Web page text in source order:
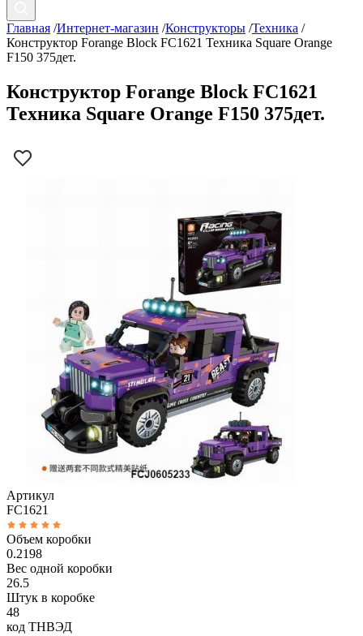
Главная /Интернет-магазин /Конструкторы /Техника /
Конструктор Forange Block FC1621 Техника Square Orange
F150 375дет.
Конструктор Forange Block FC1621
Техника Square Orange F150 375дет.
Артикул
FC1621
Объем коробки
0.2198
Вес одной коробки
26.5
Штук в коробке
48
код ТНВЭД